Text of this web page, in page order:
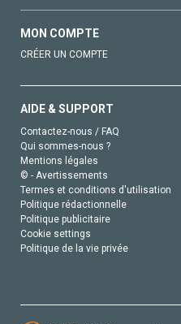
MON COMPTE
CRÉER UN COMPTE
AIDE & SUPPORT
Contactez-nous / FAQ
Qui sommes-nous ?
Mentions légales
© - Avertissements
Termes et conditions d'utilisation
Politique rédactionnelle
Politique publicitaire
Cookie settings
Politique de la vie privée